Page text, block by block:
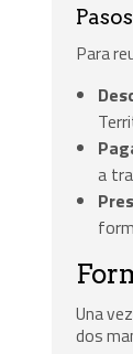
Para
a
Una
dos